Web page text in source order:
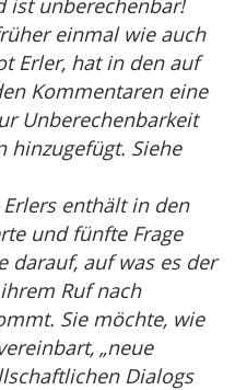
ist unberechenbar!
einmal wie auch
Erler, hat in den auf
Kommentaren eine
Unberechenbarkeit
hinzugefügt. Siehe
enthält in den
und fünfte Frage
darauf, auf was es der
Ruf nach
Sie möchte, wie
„neue
Dialogs